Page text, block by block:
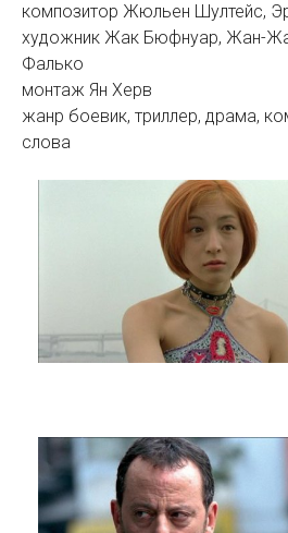
композитор Жюльен Шултейс,
художник Жак Бюфнуар, Жан-
Фалько
монтаж Ян Херв
жанр боевик, триллер, драма,
слова